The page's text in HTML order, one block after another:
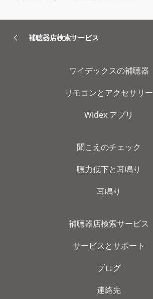
補聴器店検索サービス
ワイデックスの補聴器
リモコンとアクセサリー
Widex アプリ
聞こえのチェック
聴力低下と耳鳴り
耳鳴り
補聴器店検索サービス
サービスとサポート
ブログ
連絡先